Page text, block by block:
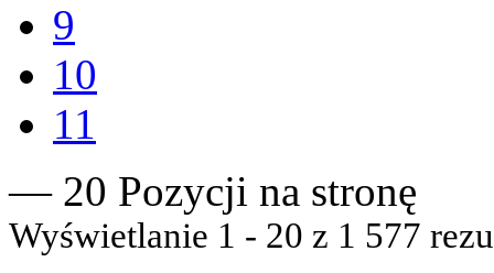
9
10
11
— 20 Pozycji na stronę
Wyświetlanie 1 - 20 z 1 577